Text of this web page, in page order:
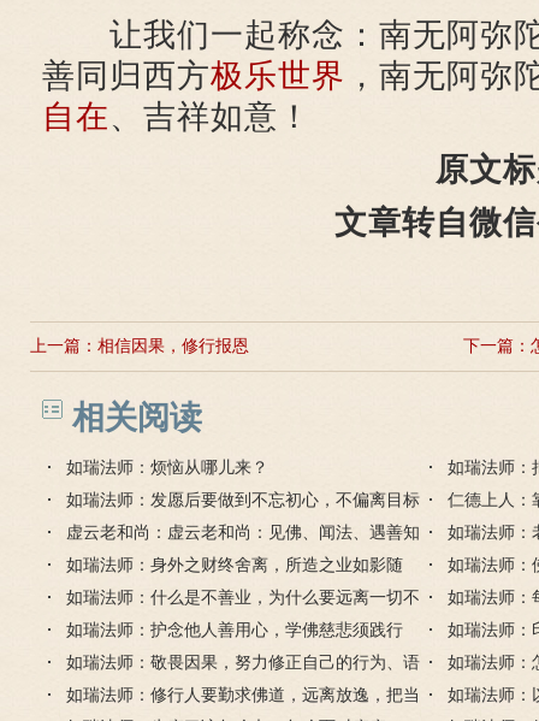
让我们一起称念：南无阿弥
善同归西方极乐世界 ，南无阿弥
自在、吉祥如意！
原文
文章转自微
上一篇： 相信因果，修行报恩 下一篇：
相关阅读
如瑞法师：烦恼从哪儿来？
如瑞法师：
如瑞法师：发愿后要做到不忘初心，不偏离目标
仁德上人：
虚云老和尚：虚云老和尚：见佛、闻法、遇善知
识之难
如瑞法师：
佛
如瑞法师：身外之财终舍离，所造之业如影随
如瑞法师：
广修福慧获
如瑞法师：什么是不善业，为什么要远离一切不
善业？
如瑞法师：
如瑞法师：护念他人善用心，学佛慈悲须践行
如瑞法师：
如瑞法师：敬畏因果，努力修正自己的行为、语
言和心念
如瑞法师：
福慧双修？
如瑞法师：修行人要勤求佛道，远离放逸，把当
如瑞法师：